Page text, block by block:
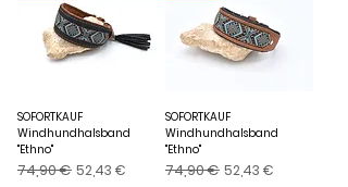
SOFORTKAUF
Windhundhalsband
"Ethno"
Standardpreis
74,90 € Sale-Preis
52,43 €
SOFORTKAUF
Windhundhalsband
"Ethno"
Standardpreis
74,90 € Sale-Preis
52,43 €